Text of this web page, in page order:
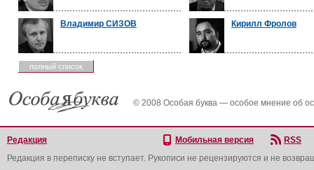
Владимир СИЗОВ Кирилл Фролов
полный список
© 2008 Особая буква — особое мнение об
Редакция Мобильная версия
RSS
Редакция в переписку не вступает. Рукописи не рецензируются и не